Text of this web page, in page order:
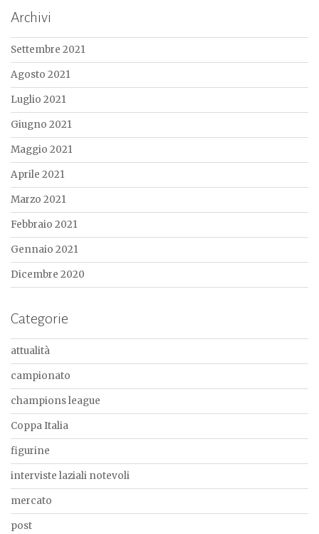
Archivi
Settembre 2021
Agosto 2021
Luglio 2021
Giugno 2021
Maggio 2021
Aprile 2021
Marzo 2021
Febbraio 2021
Gennaio 2021
Dicembre 2020
Categorie
attualità
campionato
champions league
Coppa Italia
figurine
interviste laziali notevoli
mercato
post